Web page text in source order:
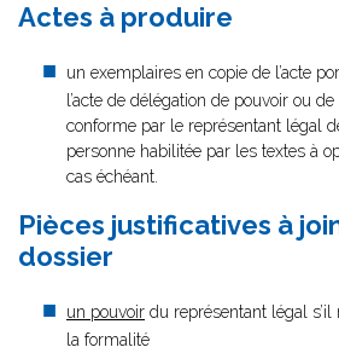
Actes à produire
un exemplaires en copie de l’acte
l’acte de délégation de pouvoir ou
conforme par le représentant légal
personne habilitée par les textes à
cas échéant.
Pièces justificatives à
dossier
un pouvoir du représentant légal
la formalité